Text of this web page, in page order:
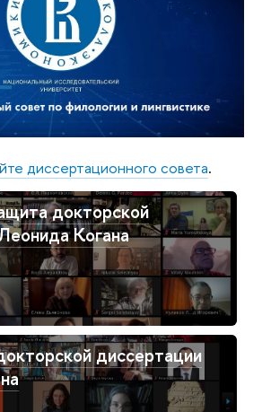
диссертационного совета.
докторской
Когана
диссертации